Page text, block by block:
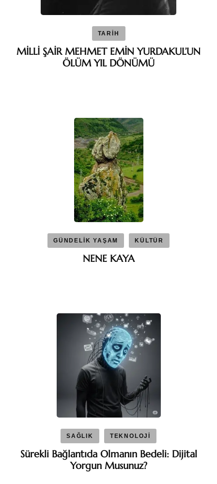
TARİH
MİLLİ ŞAİR MEHMET EMİN YURDAKUL’UN
ÖLÜM YIL DÖNÜMÜ
GÜNDELİK YAŞAM KÜLTÜR
NENE KAYA
SAĞLIK TEKNOLOJİ
Sürekli Bağlantıda Olmanın Bedeli: Dijital
Yorgun Musunuz?